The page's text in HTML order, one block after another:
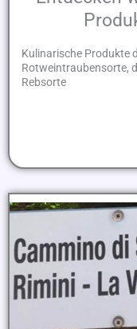
Kulinarische Produkte
Rotweintraubensorte,
Rebsorte